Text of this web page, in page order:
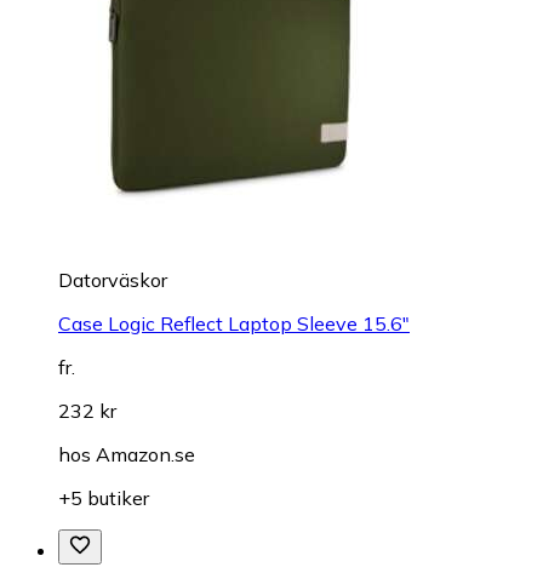
Datorväskor
Case Logic Reflect Laptop Sleeve 15.6"
fr.
232 kr
hos Amazon.se
+5 butiker